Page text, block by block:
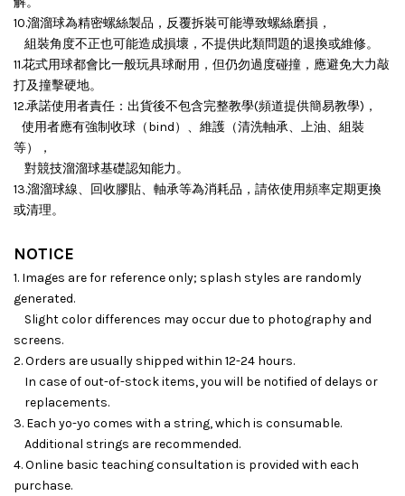
10.溜溜球為精密螺絲製品，反覆拆裝可能導致螺絲磨損，
組裝角度不正也可能造成損壞， 不提供此類問題的退換或維修。
11.花式用球都會比一般玩具球耐用，但仍勿過度碰撞，應避免大力敲
打及撞擊硬地。
12.承諾使用者責任：出貨後不包含完整教學(頻道提供簡易教學)，
使用者應有強制收球（bind）、維護（清洗軸承、上油、組裝
等），
對競技溜溜球基礎認知能力。
13.溜溜球線、回收膠貼、軸承等為消耗品，請依使用頻率定期更換
或清理。
NOTICE
1. Images are for reference only; splash styles are randomly
generated.
Slight color differences may occur due to photography and
screens.
2. Orders are usually shipped within 12-24 hours.
In case of out-of-stock items, you will be notified of delays or
replacements.
3. Each yo-yo comes with a string, which is consumable.
Additional strings are recommended.
4. Online basic teaching consultation is provided with each
purchase.